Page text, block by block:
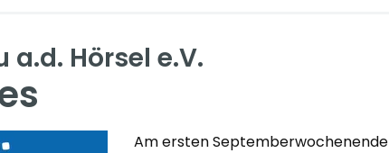
Hörsel e.V.
Am ersten Septemberwochenende